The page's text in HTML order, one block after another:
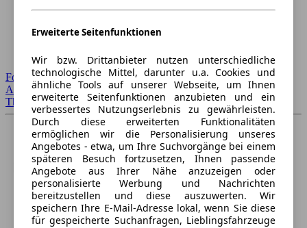
Forum Startseite
Alle Auto-Foren
Themen-Forum
Erweiterte Seitenfunktionen
Wir bzw. Drittanbieter nutzen unterschiedliche
technologische Mittel, darunter u.a. Cookies und
ähnliche Tools auf unserer Webseite, um Ihnen
erweiterte Seitenfunktionen anzubieten und ein
verbessertes Nutzungserlebnis zu gewährleisten.
Durch diese erweiterten Funktionalitäten
ermöglichen wir die Personalisierung unseres
Angebotes - etwa, um Ihre Suchvorgänge bei einem
späteren Besuch fortzusetzen, Ihnen passende
Angebote aus Ihrer Nähe anzuzeigen oder
personalisierte Werbung und Nachrichten
bereitzustellen und diese auszuwerten. Wir
speichern Ihre E-Mail-Adresse lokal, wenn Sie diese
für gespeicherte Suchanfragen, Lieblingsfahrzeuge